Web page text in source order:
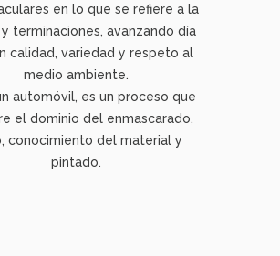
en lo que se refiere a la
terminaciones, avanzando día
calidad, variedad y respeto al
medio ambiente.
automóvil, es un proceso que
el dominio del enmascarado,
conocimiento del material y
pintado.